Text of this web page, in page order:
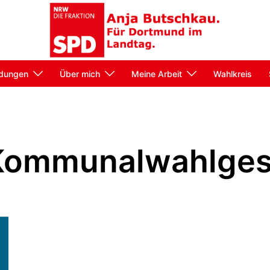
Über mich Meine Arbeit Wahlkreis